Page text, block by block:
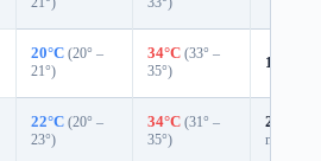
20°C (20° –
21°)
34°C (33° –
35°)
10%
22°C (20° –
23°)
34°C (31° –
35°)
25%
mm)